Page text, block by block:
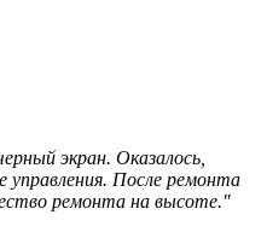
экран. Оказалось,
управления. После ремонта
ремонта на высоте."